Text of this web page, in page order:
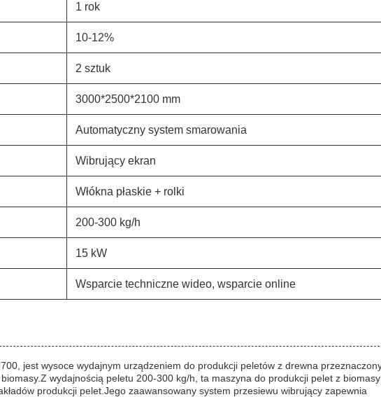
1 rok
10-12%
2 sztuk
3000*2500*2100 mm
Automatyczny system smarowania
Wibrujący ekran
Włókna płaskie + rolki
200-300 kg/h
15 kW
Wsparcie techniczne wideo, wsparcie online
jest wysoce wydajnym urządzeniem do produkcji peletów z drewna
wydajnością peletu 200-300 kg/h, ta maszyna do produkcji pelet z
produkcji pelet.Jego zaawansowany system przesiewu wibrujący zapewnia